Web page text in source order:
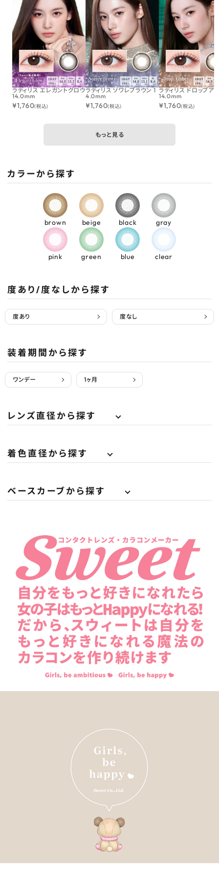
ラディリス エレガントグロウ
14.0mm
¥1,760(税込)
ラディリス ソワレブラウン 1
4.0mm
¥1,760(税込)
ラディリス ドロップア
14.0mm
¥1,760(税込)
もっと見る
カラーから探す
brown beige black gray
pink green blue clear
度あり/度なしから探す
度あり 度なし
装着期間から探す
ワンデー 1ヶ月
レンズ直径から探す
着色直径から探す
ベースカーブから探す